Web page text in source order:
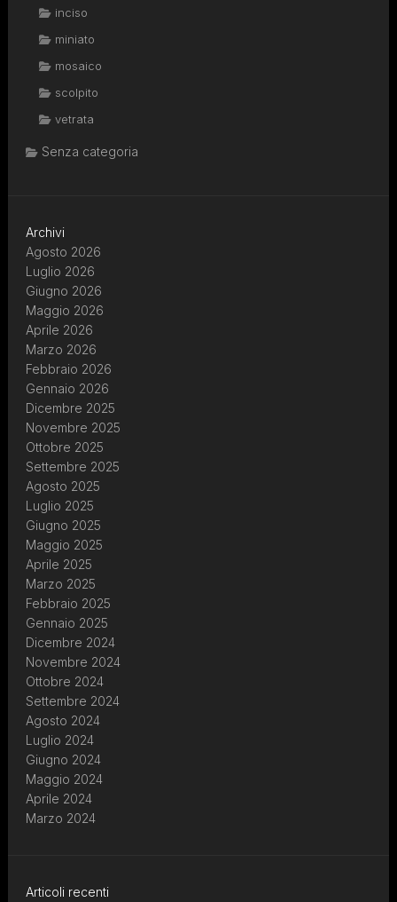
inciso
miniato
mosaico
scolpito
vetrata
Senza categoria
Archivi
Agosto 2026
Luglio 2026
Giugno 2026
Maggio 2026
Aprile 2026
Marzo 2026
Febbraio 2026
Gennaio 2026
Dicembre 2025
Novembre 2025
Ottobre 2025
Settembre 2025
Agosto 2025
Luglio 2025
Giugno 2025
Maggio 2025
Aprile 2025
Marzo 2025
Febbraio 2025
Gennaio 2025
Dicembre 2024
Novembre 2024
Ottobre 2024
Settembre 2024
Agosto 2024
Luglio 2024
Giugno 2024
Maggio 2024
Aprile 2024
Marzo 2024
Articoli recenti